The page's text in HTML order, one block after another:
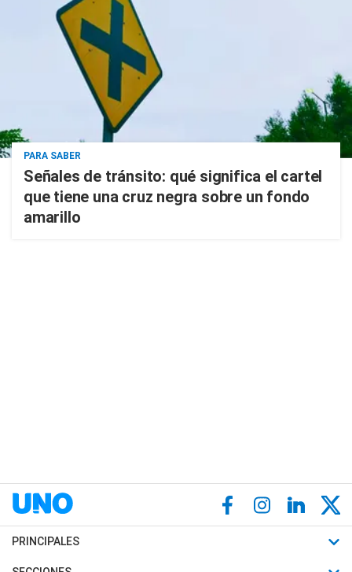
PARA SABER
Señales de tránsito: qué significa el cartel
que tiene una cruz negra sobre un fondo
amarillo
PRINCIPALES